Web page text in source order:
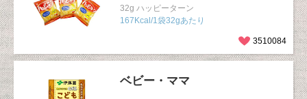
32g ハッピーターン
167Kcal/1袋32gあたり
3510084
ベビー・ママ